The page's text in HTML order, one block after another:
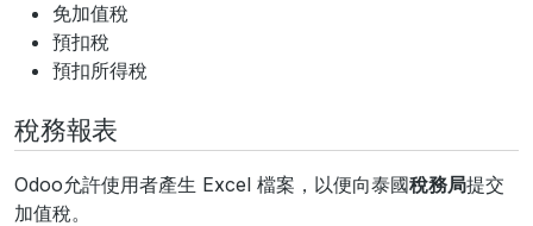
免加值稅
預扣稅
預扣所得稅
稅務報表
Odoo允許使用者產生 Excel 檔案，以便向泰國稅務局提交
加值稅。